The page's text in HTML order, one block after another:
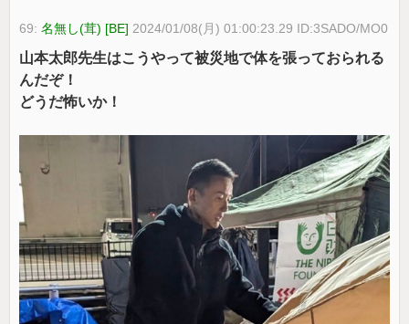
69:名無し(茸) [BE] 2024/01/08(月) 01:00:23.29 ID:3SADO/MO0
山本太郎先生はこうやって被災地で体を張っておられる
んだぞ！
どうだ怖いか！